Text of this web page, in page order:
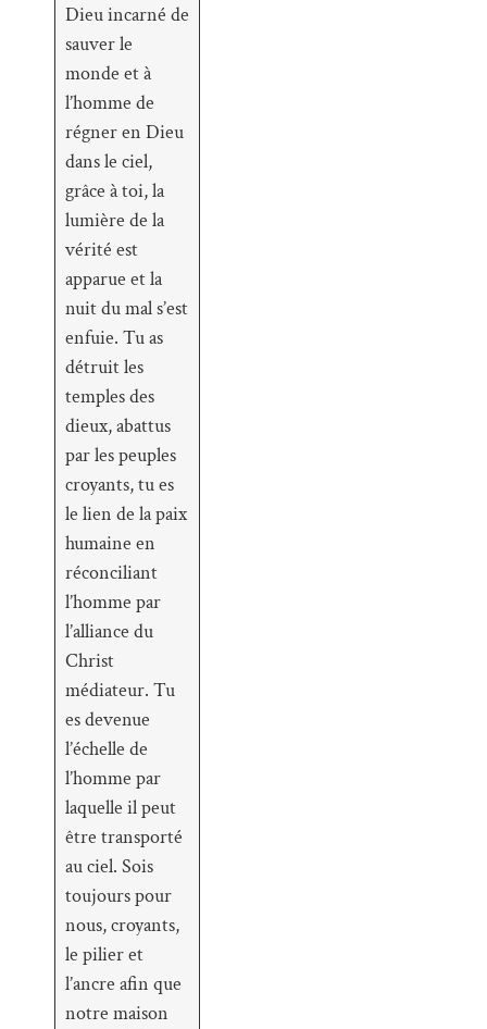
Dieu incarné de
sauver le
monde et à
l’homme de
régner en Dieu
dans le ciel,
grâce à toi, la
lumière de la
vérité est
apparue et la
nuit du mal s’est
enfuie. Tu as
détruit les
temples des
dieux, abattus
par les peuples
croyants, tu es
le lien de la paix
humaine en
réconciliant
l’homme par
l’alliance du
Christ
médiateur. Tu
es devenue
l’échelle de
l’homme par
laquelle il peut
être transporté
au ciel. Sois
toujours pour
nous, croyants,
le pilier et
l’ancre afin que
notre maison